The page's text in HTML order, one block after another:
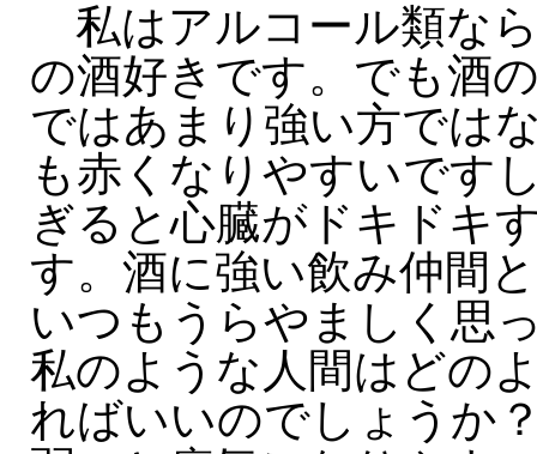
私はアルコール類な
の酒好きです。でも酒
ではあまり強い方では
も赤くなりやすいです
ぎると心臓がドキドキ
す。酒に強い飲み仲間
いつもうらやましく思
私のような人間はどの
ればいいのでしょうか